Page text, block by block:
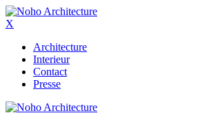
X
Architecture
Interieur
Contact
Presse